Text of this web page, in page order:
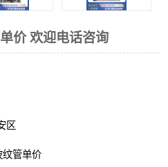
价 欢迎电话咨询
区
纹管单价